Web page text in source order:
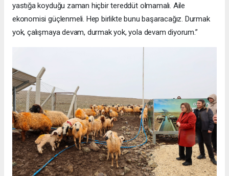
yastığa koyduğu zaman hiçbir tereddüt olmamalı. Aile
ekonomisi güçlenmeli. Hep birlikte bunu başaracağız. Durmak
yok, çalışmaya devam, durmak yok, yola devam diyorum.”